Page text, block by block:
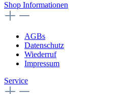
Shop Informationen
AGBs
Datenschutz
Wiederruf
Impressum
Service